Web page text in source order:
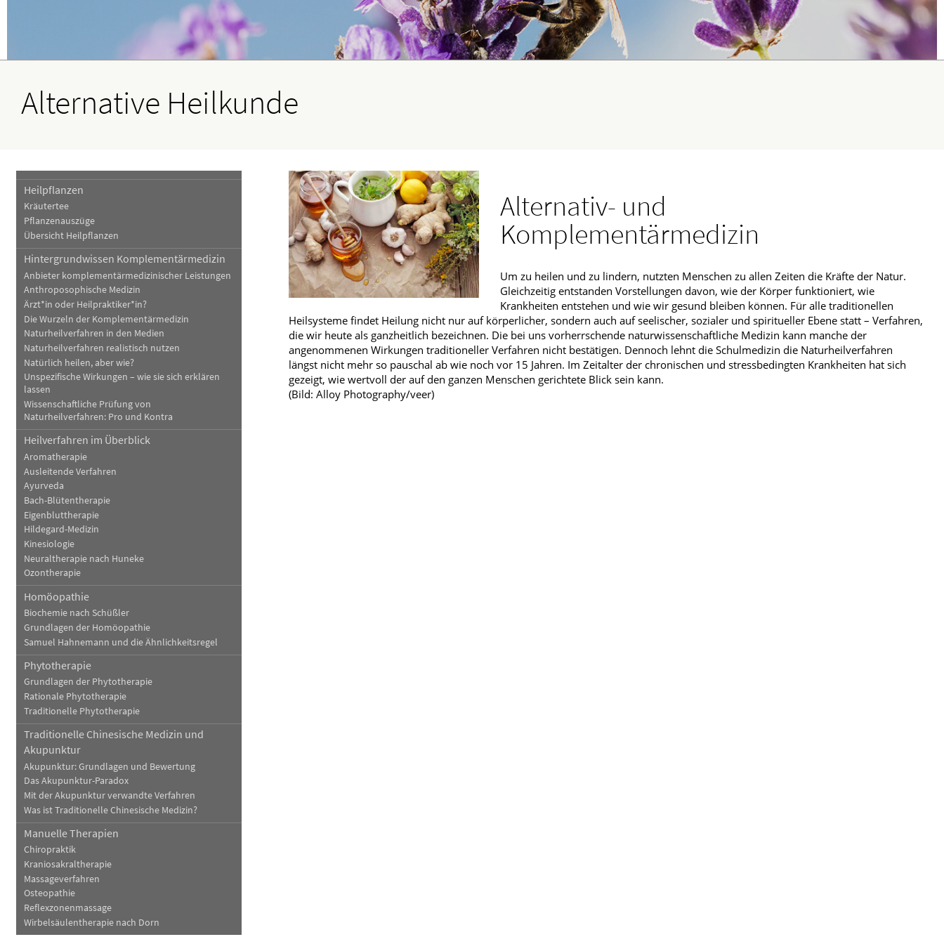
Neurologie
Schmerz- und Schlafmedizin
Männerkrankheiten
Alternative Heilkunde
Heilpflanzen
Kräutertee
Pflanzenauszüge
Übersicht Heilpflanzen
Hintergrundwissen Komplementärmedizin
Anbieter komplementärmedizinischer Leistungen
Anthroposophische Medizin
Ärzt*in oder Heilpraktiker*in?
Die Wurzeln der Komplementärmedizin
Naturheilverfahren in den Medien
Naturheilverfahren realistisch nutzen
Natürlich heilen, aber wie?
Unspezifische Wirkungen – wie sie sich erklären
lassen
Wissenschaftliche Prüfung von
Naturheilverfahren: Pro und Kontra
Heilverfahren im Überblick
Aromatherapie
Ausleitende Verfahren
Ayurveda
Bach-Blütentherapie
Eigenbluttherapie
Hildegard-Medizin
Kinesiologie
Neuraltherapie nach Huneke
Ozontherapie
Homöopathie
Biochemie nach Schüßler
Grundlagen der Homöopathie
Samuel Hahnemann und die Ähnlichkeitsregel
Phytotherapie
Grundlagen der Phytotherapie
Rationale Phytotherapie
Traditionelle Phytotherapie
Traditionelle Chinesische Medizin und
Akupunktur
Akupunktur: Grundlagen und Bewertung
Das Akupunktur-Paradox
Mit der Akupunktur verwandte Verfahren
Was ist Traditionelle Chinesische Medizin?
Manuelle Therapien
Chiropraktik
Kraniosakraltherapie
Massageverfahren
Osteopathie
Reflexzonenmassage
Wirbelsäulentherapie nach Dorn
Alternativ- und
Komplementärmedizin
Um zu heilen und zu lindern, nutzten Menschen zu allen Zeiten die Kräfte der Natur.
Gleichzeitig entstanden Vorstellungen davon, wie der Körper funktioniert, wie
Krankheiten entstehen und wie wir gesund bleiben können. Für alle traditionellen
Heilsysteme findet Heilung nicht nur auf körperlicher, sondern auch auf seelischer, sozialer und spiritueller Ebene statt – Verfahren,
die wir heute als ganzheitlich bezeichnen. Die bei uns vorherrschende naturwissenschaftliche Medizin kann manche der
angenommenen Wirkungen traditioneller Verfahren nicht bestätigen. Dennoch lehnt die Schulmedizin die Naturheilverfahren
längst nicht mehr so pauschal ab wie noch vor 15 Jahren. Im Zeitalter der chronischen und stressbedingten Krankheiten hat sich
gezeigt, wie wertvoll der auf den ganzen Menschen gerichtete Blick sein kann.
(Bild: Alloy Photography/veer)